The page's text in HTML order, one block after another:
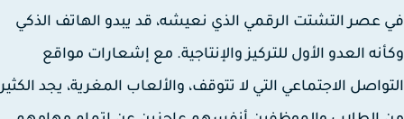
عصر التشتت الرقمي الذي نعيشه، قد يبدو الهاتف الذكي
العدو الأول للتركيز والإنتاجية. مع إشعارات مواقع
الاجتماعي التي لا تتوقف، والألعاب المغرية، يجد الكثير